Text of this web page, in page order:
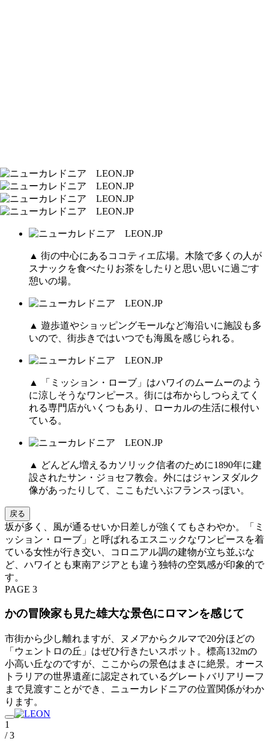
▲ 街の中心にあるココティエ広場。木陰で多くの人が
スナックを食べたりお茶をしたりと思い思いに過ごす
憩いの場。
▲ 遊歩道やショッピングモールなど海沿いに施設も多
いので、街歩きではいつでも海風を感じられる。
▲ 「ミッション・ローブ」はハワイのムームーのよう
に涼しそうなワンピース。街には布からしつらえてく
れる専門店がいくつもあり、ローカルの生活に根付い
ている。
▲ どんどん増えるカソリック信者のために1890年に建
設されたサン・ジョセフ教会。外にはジャンヌダルク
像があったりして、ここもだいぶフランスっぽい。
戻る
坂が多く、風が通るせいか日差しが強くてもさわやか。「ミ
ッション・ローブ」と呼ばれるエスニックなワンピースを着
ている女性が行き交い、コロニアル調の建物が立ち並ぶな
ど、ハワイとも東南アジアとも違う独特の空気感が印象的で
す。
PAGE 3
かの冒険家も見た雄大な景色にロマンを感じて
市街から少し離れますが、ヌメアからクルマで20分ほどの
「ウェントロの丘」はぜひ行きたいスポット。標高132mの
小高い丘なのですが、ここからの景色はまさに絶景。オース
トラリアの世界遺産に認定されているグレートバリアリーフ
まで見渡すことができ、ニューカレドニアの位置関係がわか
ります。
1
/ 3